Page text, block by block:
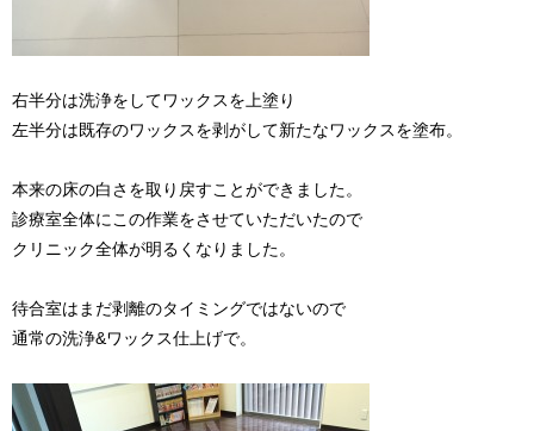
右半分は洗浄をしてワックスを上塗り
左半分は既存のワックスを剥がして新たなワックスを塗布。
本来の床の白さを取り戻すことができました。
診療室全体にこの作業をさせていただいたので
クリニック全体が明るくなりました。
待合室はまだ剥離のタイミングではないので
通常の洗浄&ワックス仕上げで。